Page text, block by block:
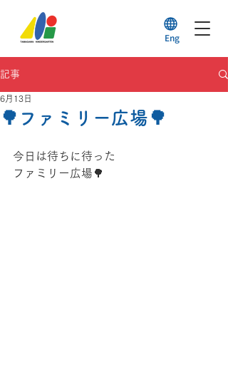
Eng
記事
🌳ファミリー広場🌳
6月13日
今日は待ちに待った
ファミリー広場🌳